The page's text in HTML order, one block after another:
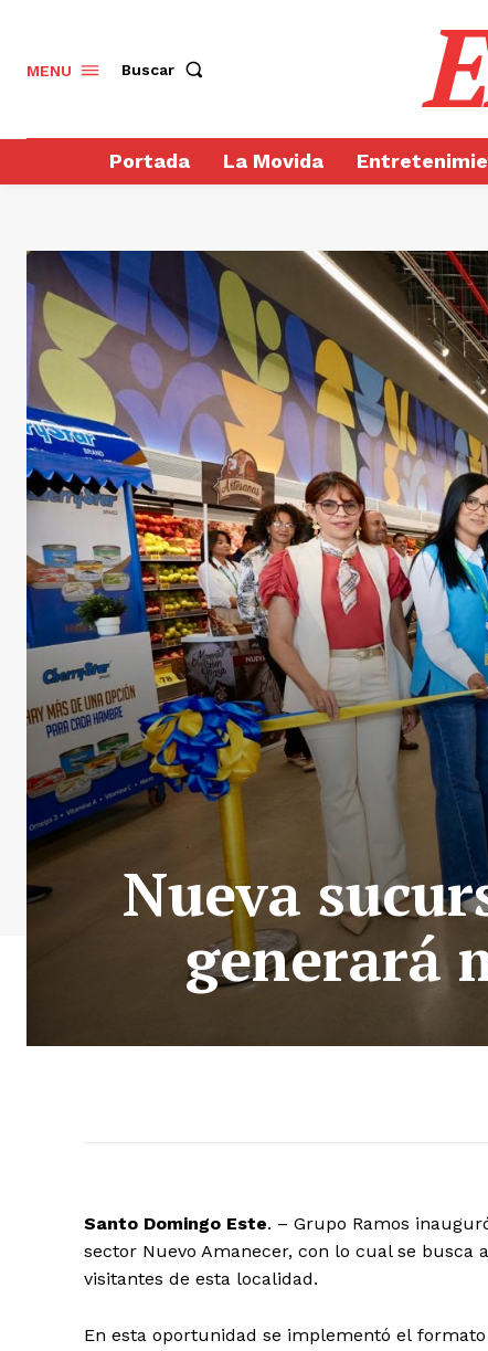
MENU Buscar
Portada La Movida
Nueva
generará
Santo Domingo Este. – Grupo Ramos
sector Nuevo Amanecer, con lo cual se
visitantes de esta localidad.
En esta oportunidad se implementó el